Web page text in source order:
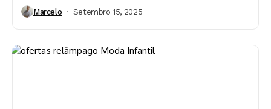
Marcelo Setembro 15, 2025